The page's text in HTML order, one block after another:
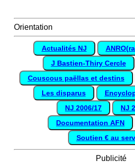
Orientation
Actualités NJ
J Bastien-Thiry Cercle
Couscous paëllas et destins
Les disparus
NJ 2006/17
NJ
Documentation AFN
Soutien € au
Publicité